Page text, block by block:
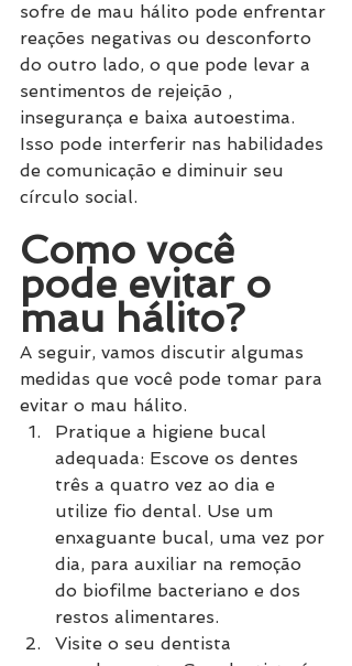
sofre de mau hálito pode enfrentar
reações negativas ou desconforto
do outro lado, o que pode levar a
sentimentos de rejeição ,
insegurança e baixa autoestima.
Isso pode interferir nas habilidades
de comunicação e diminuir seu
círculo social.
Como você
pode evitar o
mau hálito?
A seguir, vamos discutir algumas
medidas que você pode tomar para
evitar o mau hálito.
Pratique a higiene bucal
adequada: Escove os dentes
três a quatro vez ao dia e
utilize fio dental. Use um
enxaguante bucal, uma vez por
dia, para auxiliar na remoção
do biofilme bacteriano e dos
restos alimentares.
Visite o seu dentista